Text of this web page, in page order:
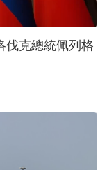
伐克總統佩列格